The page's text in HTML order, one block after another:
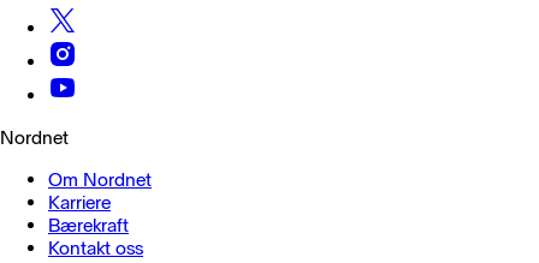
Nordnet
Om Nordnet
Karriere
Bærekraft
Kontakt oss